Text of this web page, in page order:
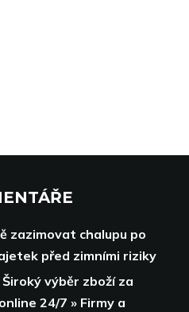
zazimovat chalupu po
před zimními riziky
výběr zboží za
24/7 » Firmy a